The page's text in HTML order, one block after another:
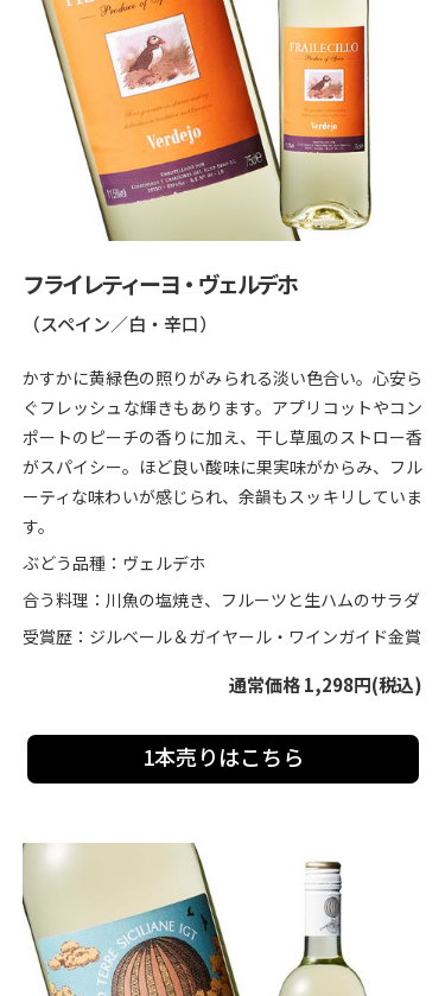
フライレティーヨ・ヴェルデホ
（スペイン／白・辛口）
かすかに黄緑色の照りがみられる淡い色合い。心安ら
ぐフレッシュな輝きもあります。アプリコットやコン
ポートのピーチの香りに加え、干し草風のストロー香
がスパイシー。ほど良い酸味に果実味がからみ、フル
ーティな味わいが感じられ、余韻もスッキリしていま
す。
ぶどう品種：ヴェルデホ
合う料理：川魚の塩焼き、フルーツと生ハムのサラダ
受賞歴：ジルベール＆ガイヤール・ワインガイド金賞
通常価格 1,298円(税込)
1本売りはこちら